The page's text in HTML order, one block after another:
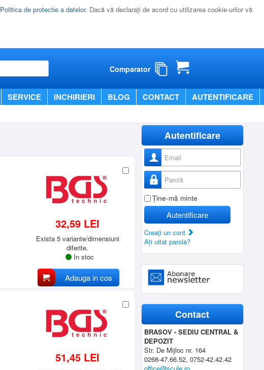
Politica de protectie a datelor. Dacă vă declaraţi de acord cu utilizarea cookie-urilor vă
Comparator
SERVICE INCHIRIERI BLOG CONTACT AUTENTIFICARE
32,59 LEI
Exista 5 variante/dimensiuni
diferite.
In stoc
Adauga in cos
51,45 LEI
Autentificare
Nume utilizator
Parolă
Ţine-mă minte
Autentificare
Creaţi un cont
Aţi uitat parola?
Contact
BRASOV - SEDIU CENTRAL &
DEPOZIT
Str. De Mijloc nr. 164
0268-47.66.52, 0752-42.42.42